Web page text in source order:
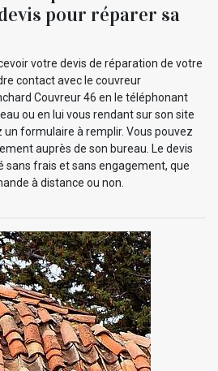
pour réparer sa
votre devis de réparation de votre
contact avec le couvreur
Couvreur 46 en le téléphonant
ou en lui vous rendant sur son site
formulaire à remplir. Vous pouvez
auprès de son bureau. Le devis
sans frais et sans engagement, que
à distance ou non.